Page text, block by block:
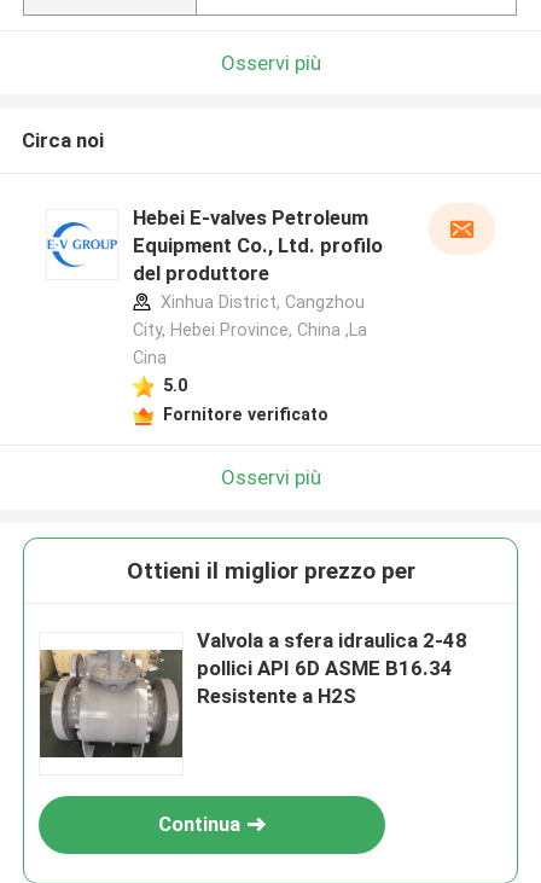
Osservi più
Circa noi
Hebei E-valves Petroleum
Equipment Co., Ltd. profilo
del produttore
Xinhua District, Cangzhou
City, Hebei Province, China ,La
Cina
5.0
Fornitore verificato
Osservi più
Ottieni il miglior prezzo per
Valvola a sfera idraulica 2-48
pollici API 6D ASME B16.34
Resistente a H2S
Continua